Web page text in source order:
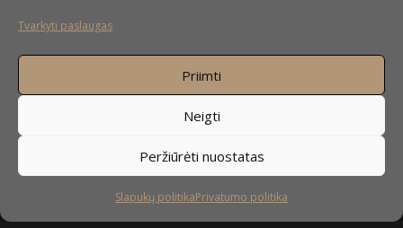
Tvarkyti paslaugas
Priimti
Neigti
Peržiūrėti nuostatas
Slapukų politikaPrivatumo politika